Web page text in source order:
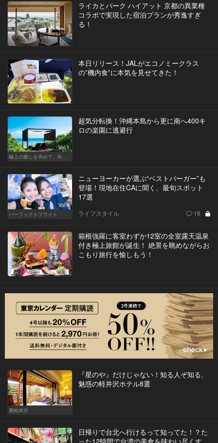
ライカとパーク ハイアット 京都の異業種
コラボで実現した宿泊プランが秀逸すぎ
る！
本日リリース！JALがエコノミークラス
の”機内食”に本気を見せてきた！
Vol.1
極上の癒しを求めて、外さない日本の名宿
超気分転換！沖縄本島から更に南へ400キ
ロの楽園に逃避行
Vol.4
パーフェクトフライト
ニューヨーカーが選ぶ“ベストバーガー”も
登場！現地在住CAに聞く、最旬スポット
17選
ライフスタイル 16
箱根強羅に客室わずか12室の全室露天温泉
付き極上旅館が誕生！ 絶景を眺めながらお
こもり旅行を愉しもう！
Vol.3
裏軽井沢
『星のや』だけじゃない！知る人ぞ知る、
魅惑の軽井沢ホテル8選
日帰りで台北へ行けるって知ってた！？た
った12時間で台湾の美食を味わい尽くす、